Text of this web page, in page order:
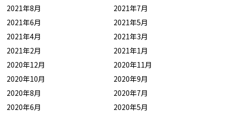
2021年8月
2021年7月
2021年6月
2021年5月
2021年4月
2021年3月
2021年2月
2021年1月
2020年12月
2020年11月
2020年10月
2020年9月
2020年8月
2020年7月
2020年6月
2020年5月